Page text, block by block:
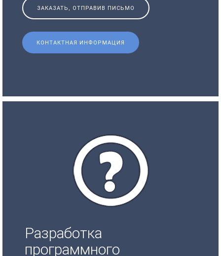
ЗАКАЗАТЬ, ОТПРАВИВ ПИСЬМО
КОНТАКТНАЯ ИНФОРМАЦИЯ
Разработка
программного